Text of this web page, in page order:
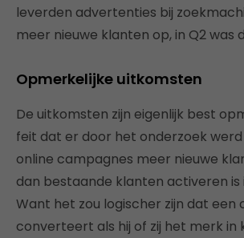
leverden advertenties bij
meer nieuwe klanten op, in Q2 was
Opmerkelijke uitkomsten
De uitkomsten zijn eigenlijk best
feit dat er door het onderzoek
online campagnes meer nieuwe
dan bestaande klanten activeren is
Want het zou logischer zijn dat een
converteert als hij of zij het merk in